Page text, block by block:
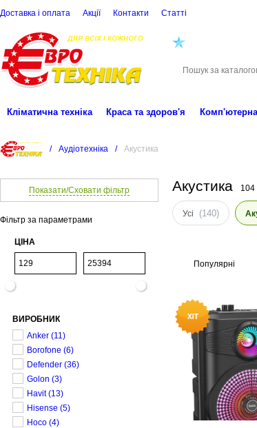
Доставка і оплата Акції Контакти Статті
Кліматична техніка Краса та здоров'я Комп'ютерна
/ Аудіотехніка / Акустика
Показати/Сховати фільтр
Фільтр за параметрами
ЦІНА
ВИРОБНИК
Anker (11)
Borofone (6)
Defender (36)
Golon (3)
Havit (13)
Hisense (5)
Hoco (4)
Акустика 104
Усі (140)
Популярні